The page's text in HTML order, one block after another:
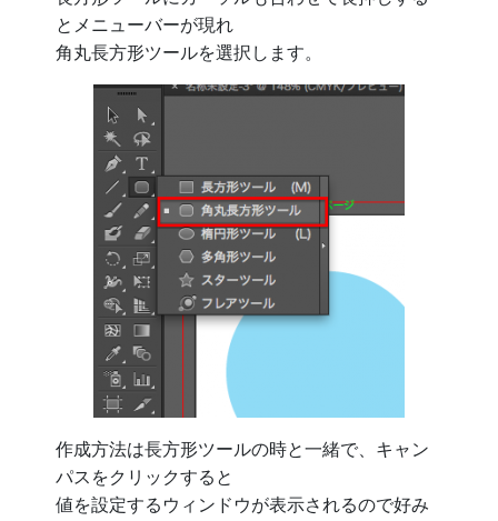
とメニューバーが現れ
角丸長方形ツールを選択します。
作成方法は長方形ツールの時と一緒で、キャン
パスをクリックすると
値を設定するウィンドウが表示されるので好み